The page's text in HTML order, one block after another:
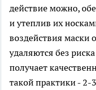
действие можно,
и утеплив их
воздействия маски
удаляются без
получает
такой практики - 2-